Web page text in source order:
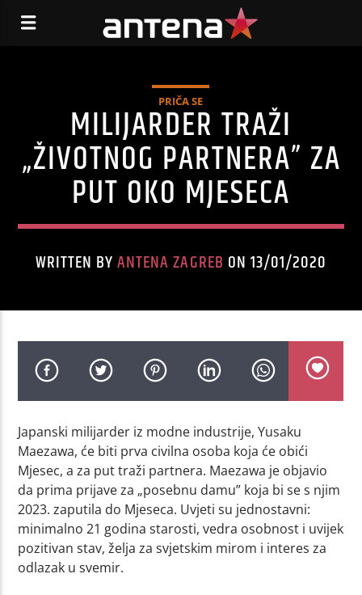
PRIČA SE
MILIJARDER TRAŽI
„ŽIVOTNOG PARTNERA” ZA
PUT OKO MJESECA
WRITTEN BYANTENA ZAGREB ON 13/01/2020
Japanski milijarder iz modne industrije, Yusaku
Maezawa, će biti prva civilna osoba koja će obići
Mjesec, a za put traži partnera. Maezawa je objavio
da prima prijave za „posebnu damu” koja bi se s njim
2023. zaputila do Mjeseca. Uvjeti su jednostavni:
minimalno 21 godina starosti, vedra osobnost i uvijek
pozitivan stav, želja za svjetskim mirom i interes za
odlazak u svemir.